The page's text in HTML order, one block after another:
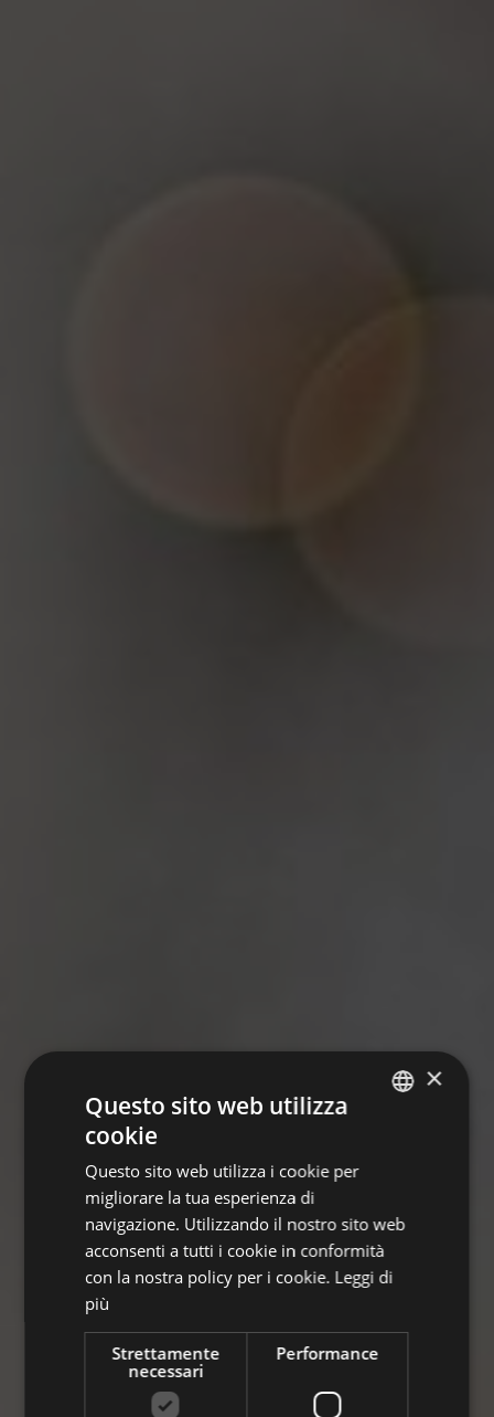
×
Questo sito web utilizza
cookie
Questo sito web utilizza i cookie per
migliorare la tua esperienza di
navigazione. Utilizzando il nostro sito web
acconsenti a tutti i cookie in conformità
con la nostra policy per i cookie. Leggi di
più
Strettamente
necessari
Performance